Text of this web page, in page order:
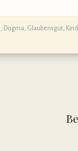
Dogma, Glaubensgut